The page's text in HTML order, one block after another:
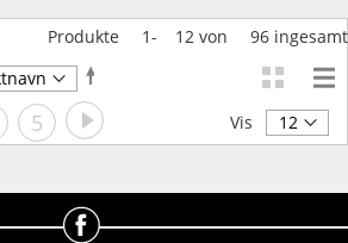
Produkte 1- 12 von 96 ingesamt
Faldende
orden
Side
5 Side
Videre Vis